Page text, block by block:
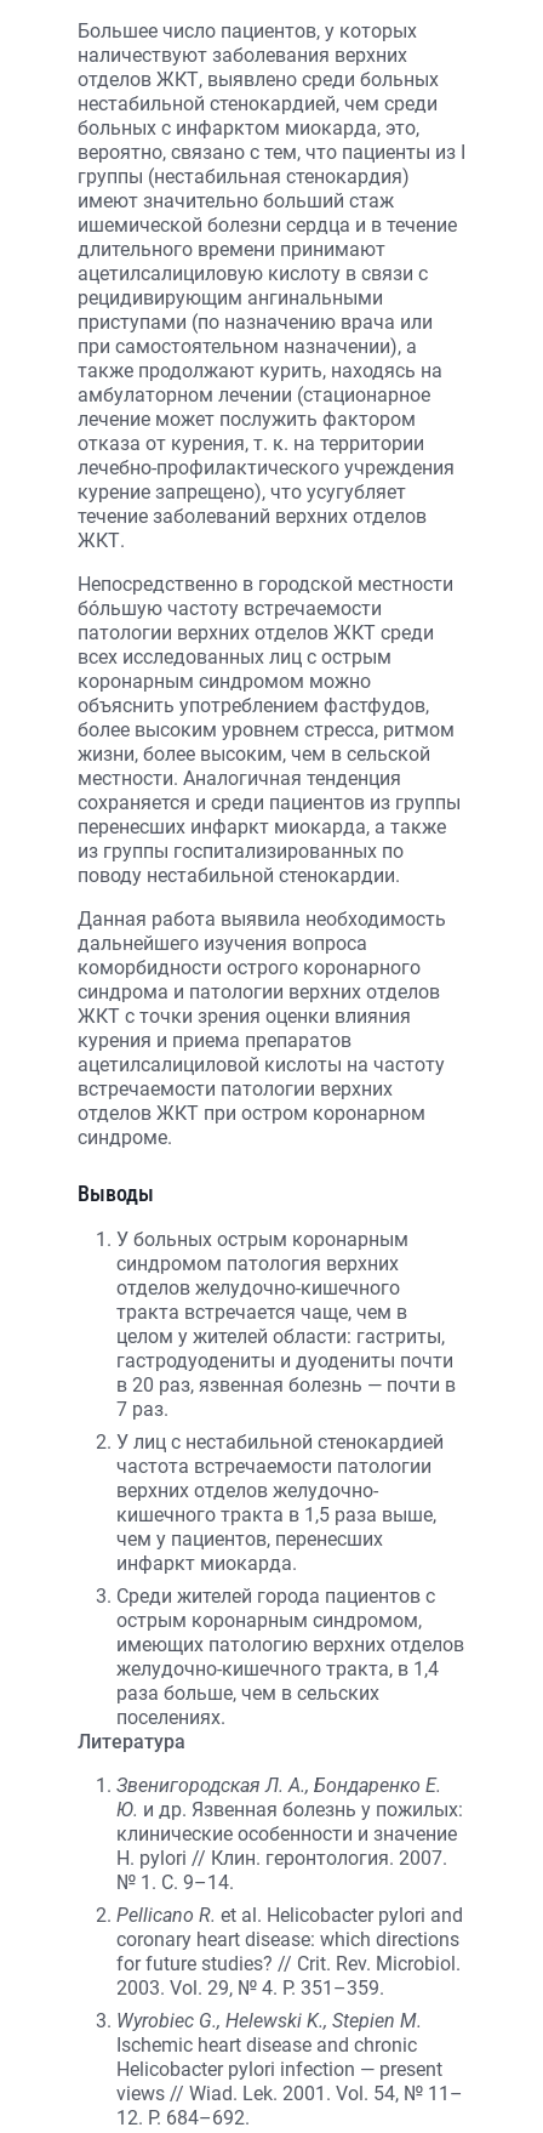
Большее число пациентов, у которых
наличествуют заболевания верхних
отделов ЖКТ, выявлено среди больных
нестабильной стенокардией, чем среди
больных с инфарктом миокарда, это,
вероятно, связано с тем, что пациенты из I
группы (нестабильная стенокардия)
имеют значительно больший стаж
ишемической болезни сердца и в течение
длительного времени принимают
ацетилсалициловую кислоту в связи с
рецидивирующим ангинальными
приступами (по назначению врача или
при самостоятельном назначении), а
также продолжают курить, находясь на
амбулаторном лечении (стационарное
лечение может послужить фактором
отказа от курения, т. к. на территории
лечебно-профилактического учреждения
курение запрещено), что усугубляет
течение заболеваний верхних отделов
ЖКТ.
Непосредственно в городской местности
бóльшую частоту встречаемости
патологии верхних отделов ЖКТ среди
всех исследованных лиц с острым
коронарным синдромом можно
объяснить употреблением фастфудов,
более высоким уровнем стресса, ритмом
жизни, более высоким, чем в сельской
местности. Аналогичная тенденция
сохраняется и среди пациентов из группы
перенесших инфаркт миокарда, а также
из группы госпитализированных по
поводу нестабильной стенокардии.
Данная работа выявила необходимость
дальнейшего изучения вопроса
коморбидности острого коронарного
синдрома и патологии верхних отделов
ЖКТ с точки зрения оценки влияния
курения и приема препаратов
ацетилсалициловой кислоты на частоту
встречаемости патологии верхних
отделов ЖКТ при остром коронарном
синдроме.
Выводы
У больных острым коронарным
синдромом патология верхних
отделов желудочно-кишечного
тракта встречается чаще, чем в
целом у жителей области: гастриты,
гастродуодениты и дуодениты почти
в 20 раз, язвенная болезнь — почти в
7 раз.
У лиц с нестабильной стенокардией
частота встречаемости патологии
верхних отделов желудочно-
кишечного тракта в 1,5 раза выше,
чем у пациентов, перенесших
инфаркт миокарда.
Среди жителей города пациентов с
острым коронарным синдромом,
имеющих патологию верхних отделов
желудочно-кишечного тракта, в 1,4
раза больше, чем в сельских
поселениях.
Литература
Звенигородская Л. А., Бондаренко Е.
Ю. и др. Язвенная болезнь у пожилых:
клинические особенности и значение
Н. pylori // Клин. геронтология. 2007.
№ 1. С. 9–14.
Pellicano R. et al. Helicobacter pylori and
coronary heart disease: which directions
for future studies? // Crit. Rev. Microbiol.
2003. Vol. 29, № 4. P. 351–359.
Wyrobiec G., Helewski K., Stepien M.
Ischemic heart disease and chronic
Helicobacter pylori infection — present
views // Wiad. Lek. 2001. Vol. 54, № 11–
12. P. 684–692.